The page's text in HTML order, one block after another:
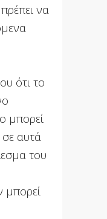
να
ότι το
μπορεί
αυτά
του
μπορεί